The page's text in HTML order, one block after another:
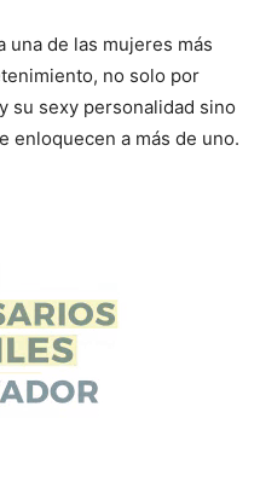
una de las mujeres más
no solo por
su sexy personalidad sino
enloquecen a más de uno.